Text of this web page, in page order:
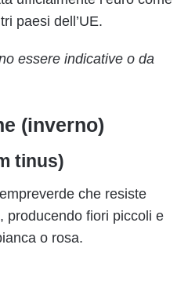
paesi dell’UE.
essere indicative o da
(inverno)
tinus)
che resiste
producendo fiori piccoli e
o rosa.